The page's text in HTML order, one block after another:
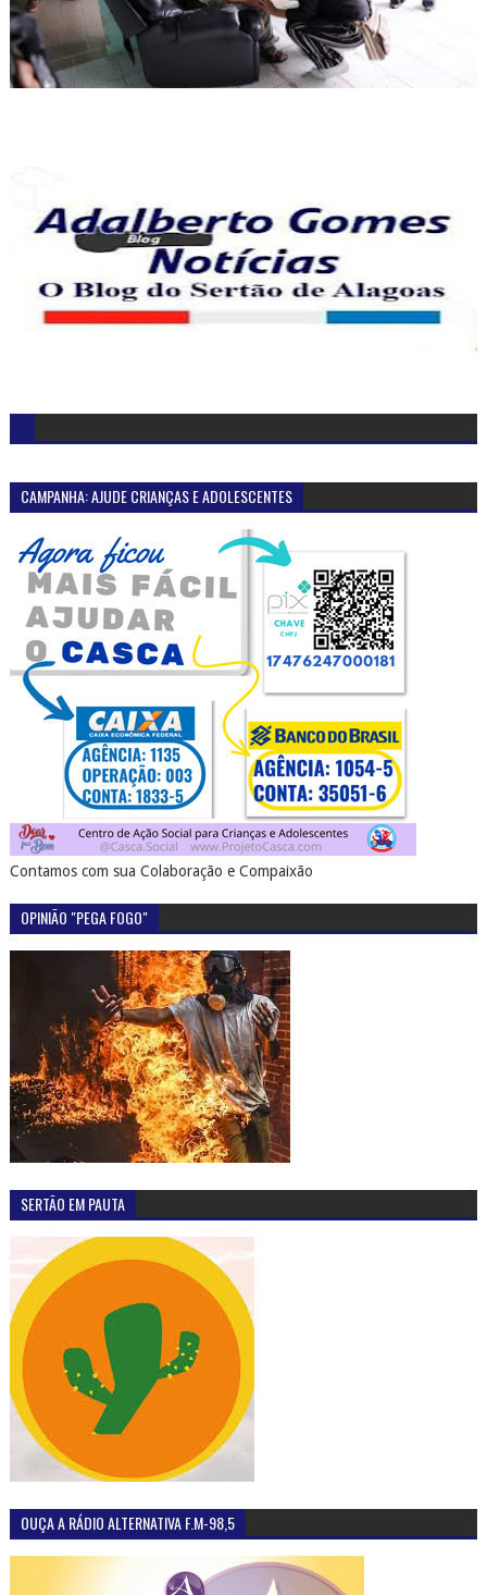
CAMPANHA: AJUDE CRIANÇAS E ADOLESCENTES
Contamos com sua Colaboração e Compaixão
OPINIÃO "PEGA FOGO"
SERTÃO EM PAUTA
OUÇA A RÁDIO ALTERNATIVA F.M-98,5